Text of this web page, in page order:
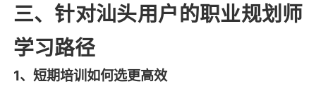
三、针对汕头用户的职业规划师
学习路径
1、短期培训如何选更高效